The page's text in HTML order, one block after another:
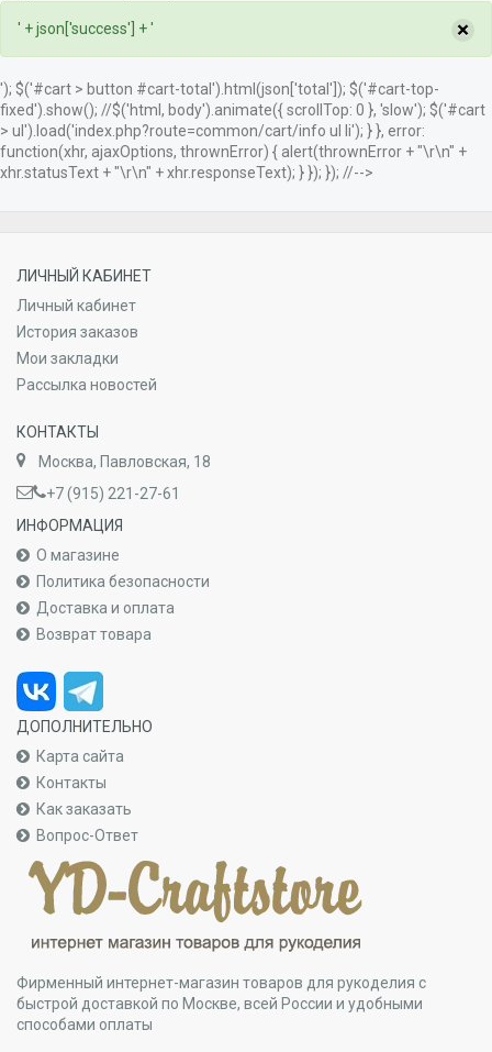
' + json['success'] + ' ×
'); $('#cart > button #cart-total').html(json['total']); $('#cart-top-
fixed').show(); //$('html, body').animate({ scrollTop: 0 }, 'slow'); $('#cart
> ul').load('index.php?route=common/cart/info ul li'); } }, error:
function(xhr, ajaxOptions, thrownError) { alert(thrownError + "\r\n" +
xhr.statusText + "\r\n" + xhr.responseText); } }); }); //-->
ЛИЧНЫЙ КАБИНЕТ
Личный кабинет
История заказов
Мои закладки
Рассылка новостей
КОНТАКТЫ
Москва, Павловская, 18
+7 (915) 221-27-61
ИНФОРМАЦИЯ
О магазине
Политика безопасности
Доставка и оплата
Возврат товара
ДОПОЛНИТЕЛЬНО
Карта сайта
Контакты
Как заказать
Вопрос-Ответ
Фирменный интернет-магазин товаров для рукоделия с
быстрой доставкой по Москве, всей России и удобными
способами оплаты